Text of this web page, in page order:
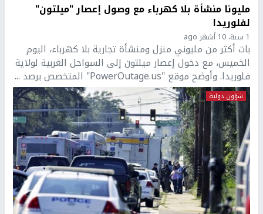
مليونا منشأة بلا كهرباء مع وصول إعصار "ميلتون"
لفلوريدا
1 سنة، 10 أشهر ago
بات أكثر من مليوني منزل ومنشأة تجارية بلا كهرباء، اليوم
الخميس، مع دخول إعصار ميلتون إلى السواحل الغربية لولاية
فلوريدا. وأوضح موقع "PowerOutage.us" المتخصص برصد ...
شؤون دولية